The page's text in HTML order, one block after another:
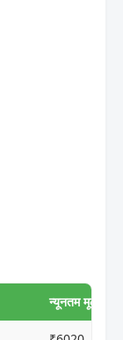
न्यूनतम मूल्य